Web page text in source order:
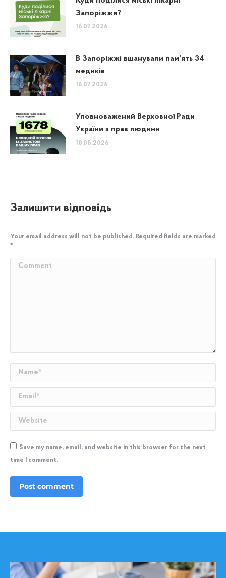
Запоріжжя?
16.07.2026
В Запоріжжі вшанували пам’ять 34
медиків
16.07.2026
Уповноважений Верховної Ради
України з прав людини
18.05.2026
Залишити відповідь
Your email address will not be published. Required fields are marked
*
Comment
Name *
Email *
Website
Save my name, email, and website in this browser for the next
time I comment.
Post comment